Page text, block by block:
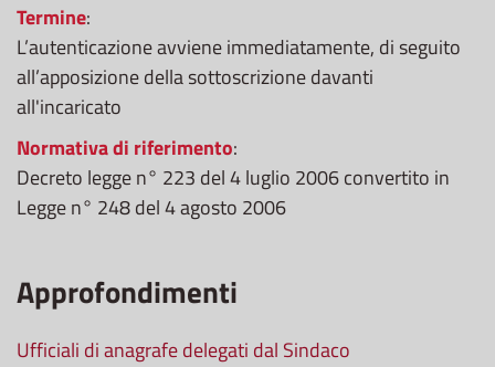
Termine:
L’autenticazione avviene immediatamente, di seguito
all’apposizione della sottoscrizione davanti
all'incaricato
Normativa di riferimento:
Decreto legge n° 223 del 4 luglio 2006 convertito in
Legge n° 248 del 4 agosto 2006
Approfondimenti
Ufficiali di anagrafe delegati dal Sindaco